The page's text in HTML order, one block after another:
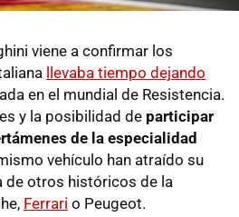
viene a confirmar los
llevaba tiempo dejando
en el mundial de Resistencia.
y la posibilidad de participar
de la especialidad
vehículo han atraído su
de otros históricos de la
Ferrari o Peugeot.